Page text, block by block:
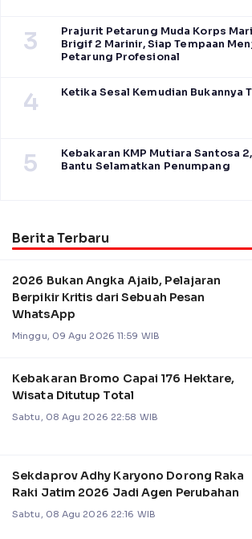
3
Prajurit Petarung Muda Korps
Brigif 2 Marinir, Siap Tempaan
Petarung Profesional
4 Ketika Sesal Kemudian Bukannya
5
Kebakaran KMP Mutiara Santosa
Bantu Selamatkan Penumpang
Berita Terbaru
2026 Bukan Angka Ajaib, Pelajaran
Berpikir Kritis dari Sebuah Pesan
WhatsApp
Minggu, 09 Agu 2026 11:59 WIB
Kebakaran Bromo Capai 176 Hektare,
Wisata Ditutup Total
Sabtu, 08 Agu 2026 22:58 WIB
Sekdaprov Adhy Karyono Dorong Raka
Raki Jatim 2026 Jadi Agen Perubahan
Sabtu, 08 Agu 2026 22:16 WIB